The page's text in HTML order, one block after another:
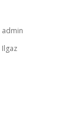
admin
Ilgaz